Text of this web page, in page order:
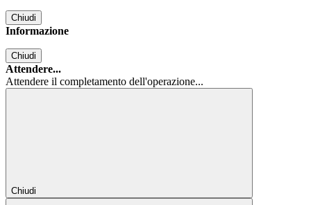
Chiudi
Informazione
Chiudi
Attendere...
Attendere il completamento dell'operazione...
Chiudi